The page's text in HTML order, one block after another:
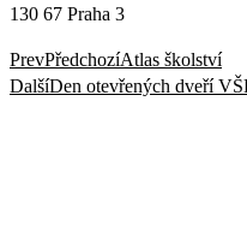
130 67 Praha 3
PrevPředchozíAtlas školství
DalšíDen otevřených dveří